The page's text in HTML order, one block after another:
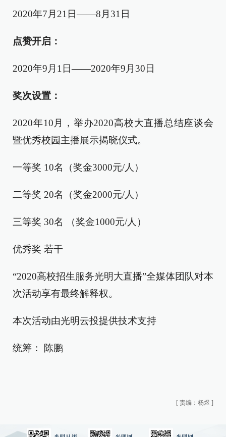
2020年7月21日——8月31日
点赞开启：
2020年9月1日——2020年9月30日
奖次设置：
2020年10月，举办2020高校大直播总结座谈会
暨优秀校园主播展示揭晓仪式。
一等奖 10名（奖金3000元/人）
二等奖 20名（奖金2000元/人）
三等奖 30名 （奖金1000元/人）
优秀奖 若干
“2020高校招生服务光明大直播”全媒体团队对本
次活动享有最终解释权。
本次活动由光明云投提供技术支持
统筹： 陈鹏
[ 责编：杨煜 ]